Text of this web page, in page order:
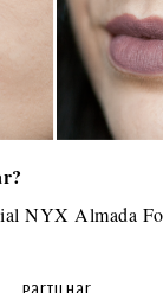
NYX Almada